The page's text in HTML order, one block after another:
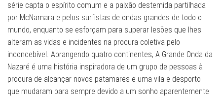
série capta o espírito comum e a paixão destemida partilhada
por McNamara e pelos surfistas de ondas grandes de todo o
mundo, enquanto se esforçam para superar lesões que lhes
alteram as vidas e incidentes na procura coletiva pelo
inconcebível. Abrangendo quatro continentes, A Grande Onda da
Nazaré é uma história inspiradora de um grupo de pessoas à
procura de alcançar novos patamares e uma vila e desporto
que mudaram para sempre devido a um sonho aparentemente